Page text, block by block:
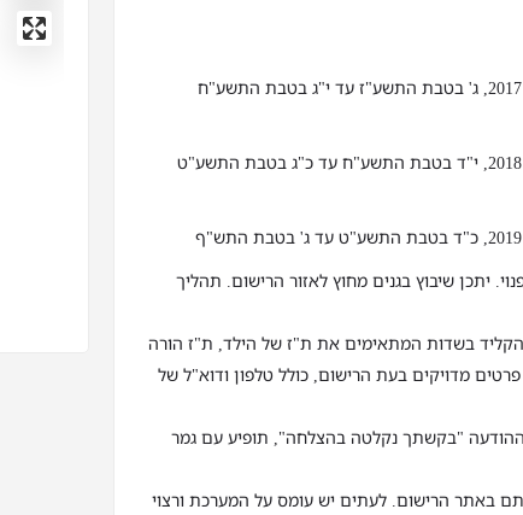
מקום פנוי. יתכן שיבוץ בגנים מחוץ לאזור הרישום. תהליך
בשדות המתאימים את ת"ז של הילד, ת"ז הורה
מדויקים בעת הרישום, כולל טלפון ודוא"ל של
ההודעה "בקשתך נקלטה בהצלחה", תופיע עם גמר
באתר הרישום. לעתים יש עומס על המערכת ורצוי